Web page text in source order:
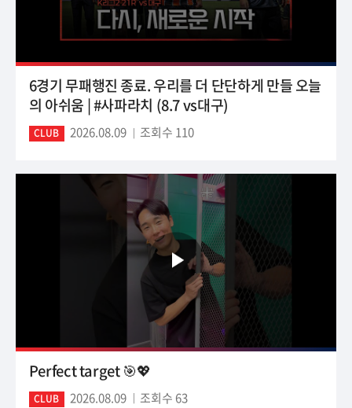
6경기 무패행진 종료. 우리를 더 단단하게 만들 오늘
의 아쉬움 | #사파라치 (8.7 vs대구)
CLUB 2026.08.09 조회수 110
Perfect target 🎯💖
CLUB 2026.08.09 조회수 63